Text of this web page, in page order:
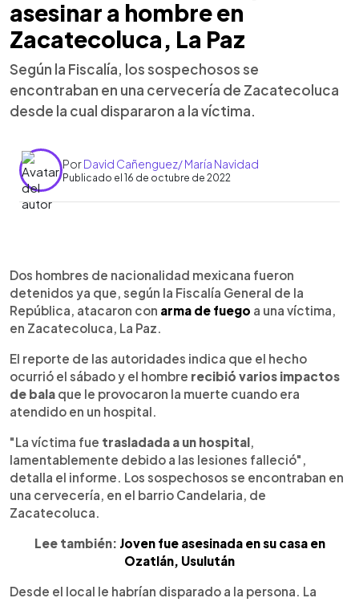
asesinar a hombre en
Zacatecoluca, La Paz
Según la Fiscalía, los sospechosos se
encontraban en una cervecería de Zacatecoluca
desde la cual dispararon a la víctima.
PorDavid Cañenguez/ María Navidad
Publicado el 16 de octubre de 2022
Escuchar artículo
Dos hombres de nacionalidad mexicana fueron
detenidos ya que, según la Fiscalía General de la
República, atacaron con arma de fuego a una víctima,
en Zacatecoluca, La Paz.
El reporte de las autoridades indica que el hecho
ocurrió el sábado y el hombre recibió varios impactos
de bala que le provocaron la muerte cuando era
atendido en un hospital.
"La víctima fue trasladada a un hospital,
lamentablemente debido a las lesiones falleció",
detalla el informe. Los sospechosos se encontraban en
una cervecería, en el barrio Candelaria, de
Zacatecoluca.
Lee también: Joven fue asesinada en su casa en
Ozatlán, Usulután
Desde el local le habrían disparado a la persona. La